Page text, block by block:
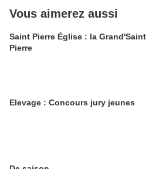
Vous aimerez aussi
Saint Pierre Église : la Grand'Saint
Pierre
Elevage : Concours jury jeunes